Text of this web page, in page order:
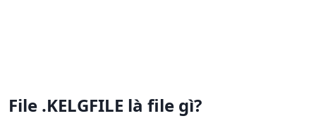
File .KELGFILE là file gì?